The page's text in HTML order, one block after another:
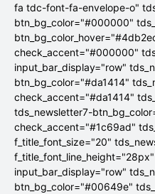
fa tdc-font-fa-envelope-o"
btn_bg_color="#000000"
check_accent="#000000"
input_bar_display="row"
btn_bg_color="#da1414"
check_accent="#da1414"
tds_newsletter7-
check_accent="#1c69ad"
f_title_font_size="20"
input_bar_display="row"
btn_bg_color="#00649e"